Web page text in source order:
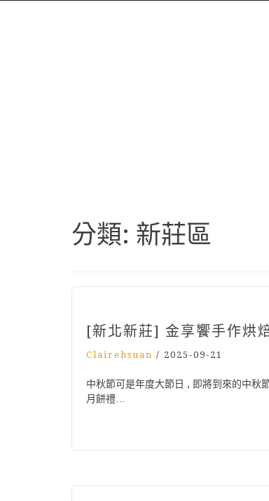
分類: 新莊區
[新北新莊] 金享饗手作烘
Clairehsuan / 2025-09-21
中秋節可是年度大節日 , 即將到來的中秋
月餅禮…